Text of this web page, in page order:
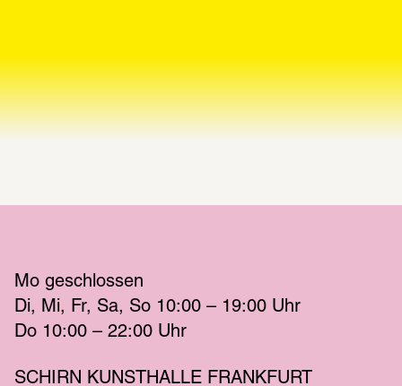
Mo geschlossen
Di
Mi Fr Sa So 10:00 – 19:00 Uhr
Do 10:00 – 22:00 Uhr
SCHIRN KUNSTHALLE FRANKFURT